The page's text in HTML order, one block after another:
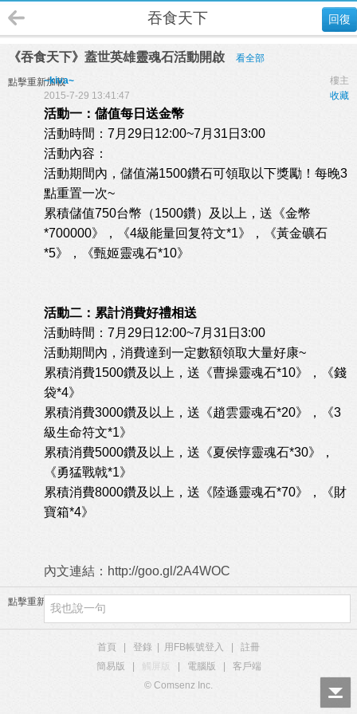
回復
吞食天下
《吞食天下》蓋世英雄靈魂石活動開啟 看全部
點擊重新加載 樓主
~kiva~
收藏
2015-7-29 13:41:47
活動一：儲值每日送金幣
活動時間：7月29日12:00~7月31日3:00
活動內容：
活動期間內，儲值滿1500鑽石可領取以下獎勵！每晚3
點重置一次~
累積儲值750台幣（1500鑽）及以上，送《金幣
*700000》，《4級能量回复符文*1》，《黃金礦石
*5》，《甄姬靈魂石*10》
活動二：累計消費好禮相送
活動時間：7月29日12:00~7月31日3:00
活動期間內，消費達到一定數額領取大量好康~
累積消費1500鑽及以上，送《曹操靈魂石*10》，《錢
袋*4》
累積消費3000鑽及以上，送《趙雲靈魂石*20》，《3
級生命符文*1》
累積消費5000鑽及以上，送《夏侯惇靈魂石*30》，
《勇猛戰戟*1》
累積消費8000鑽及以上，送《陸遜靈魂石*70》，《財
寶箱*4》
內文連結： http://goo.gl/2A4WOC
點擊重新加載
首頁 登錄 用FB帳號登入
註冊
簡易版
觸屏版 電腦版
客戶端
© Comsenz Inc.